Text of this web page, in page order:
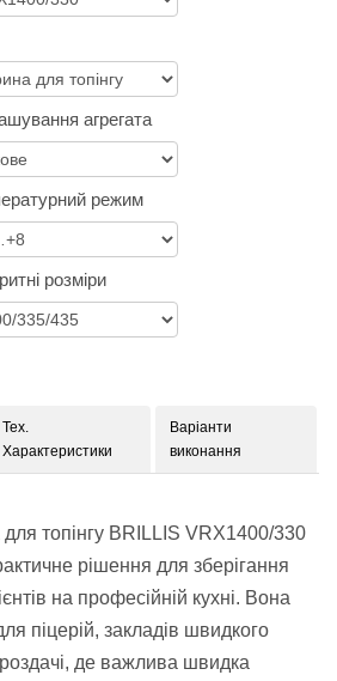
агрегата
режим
розміри
Тех.
Характеристики
Варіанти
виконання
топінгу BRILLIS VRX1400/330
рішення для зберігання
на професійній кухні. Вона
піцерій, закладів швидкого
де важлива швидка